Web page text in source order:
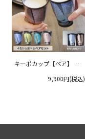
キーポカップ【ペア】 ラ
9,900円(税込)